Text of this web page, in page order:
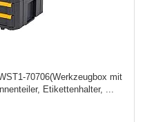
70706(Werkzeugbox mit
Etikettenhalter, ...